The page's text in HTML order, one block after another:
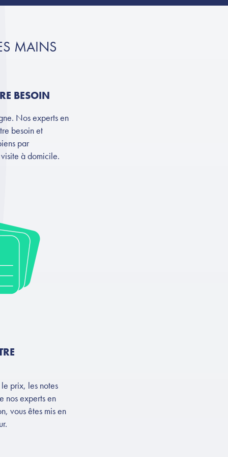
MAINS
BESOIN
Nos experts en
besoin et
par
à domicile.
prix, les notes
nos experts en
vous êtes mis en